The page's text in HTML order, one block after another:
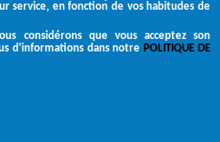
service, en fonction de vos habitudes de
considérons que vous acceptez son
d'informations dans notre POLITIQUE DE